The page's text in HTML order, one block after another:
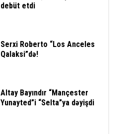
debüt etdi
Serxi Roberto “Los Anceles
Qalaksi”də!
Altay Bayındır “Mançester
Yunayted”i “Selta”ya dəyişdi